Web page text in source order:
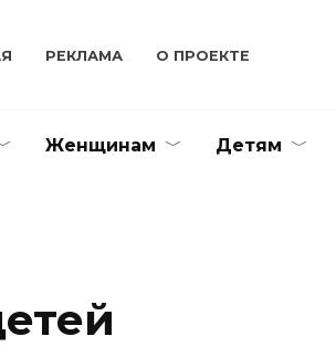
РЕКЛАМА О ПРОЕКТЕ
Женщинам Детям